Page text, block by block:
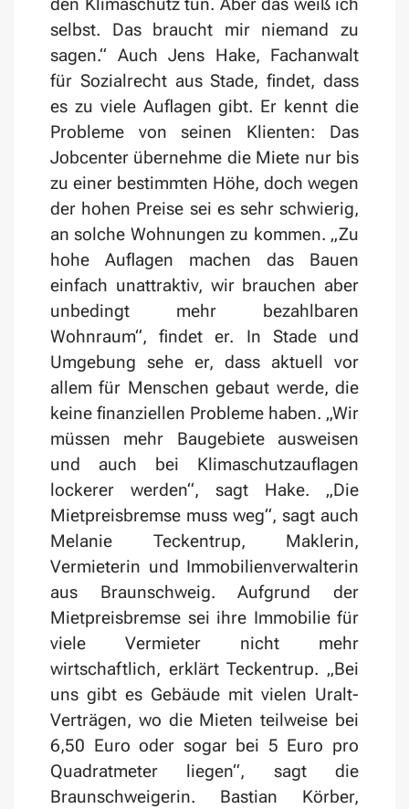
den Klimaschutz tun. Aber das weiß ich
selbst. Das braucht mir niemand zu
sagen.“ Auch Jens Hake, Fachanwalt
für Sozialrecht aus Stade, findet, dass
es zu viele Auflagen gibt. Er kennt die
Probleme von seinen Klienten: Das
Jobcenter übernehme die Miete nur bis
zu einer bestimmten Höhe, doch wegen
der hohen Preise sei es sehr schwierig,
an solche Wohnungen zu kommen. „Zu
hohe Auflagen machen das Bauen
einfach unattraktiv, wir brauchen aber
unbedingt mehr bezahlbaren
Wohnraum“, findet er. In Stade und
Umgebung sehe er, dass aktuell vor
allem für Menschen gebaut werde, die
keine finanziellen Probleme haben. „Wir
müssen mehr Baugebiete ausweisen
und auch bei Klimaschutzauflagen
lockerer werden“, sagt Hake. „Die
Mietpreisbremse muss weg“, sagt auch
Melanie Teckentrup, Maklerin,
Vermieterin und Immobilienverwalterin
aus Braunschweig. Aufgrund der
Mietpreisbremse sei ihre Immobilie für
viele Vermieter nicht mehr
wirtschaftlich, erklärt Teckentrup. „Bei
uns gibt es Gebäude mit vielen Uralt-
Verträgen, wo die Mieten teilweise bei
6,50 Euro oder sogar bei 5 Euro pro
Quadratmeter liegen“, sagt die
Braunschweigerin. Bastian Körber,